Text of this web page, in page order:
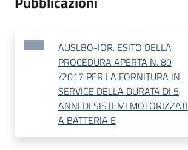
AUSLBO-IOR. ESITO DELLA
PROCEDURA APERTA N. 89
/2017 PER LA FORNITURA IN
SERVICE DELLA DURATA DI 5
ANNI DI SISTEMI MOTORIZZATI
A BATTERIA E